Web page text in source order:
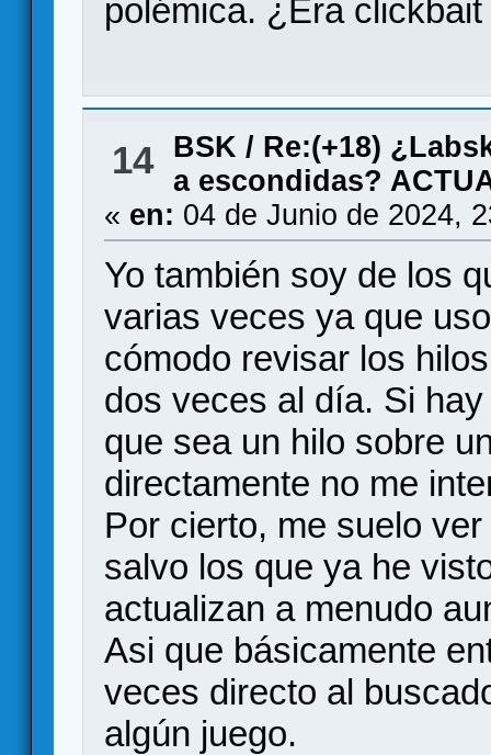
polémica. ¿Era
14 BSK / Re:(+18)
a escondidas?
« en: 04 de Junio de 2024,
Yo también soy de los
varias veces ya que
cómodo revisar los
dos veces al día. Si
que sea un hilo sobre
directamente no me
Por cierto, me suelo
salvo los que ya he
actualizan a menudo
Asi que básicamente
veces directo al
algún juego.